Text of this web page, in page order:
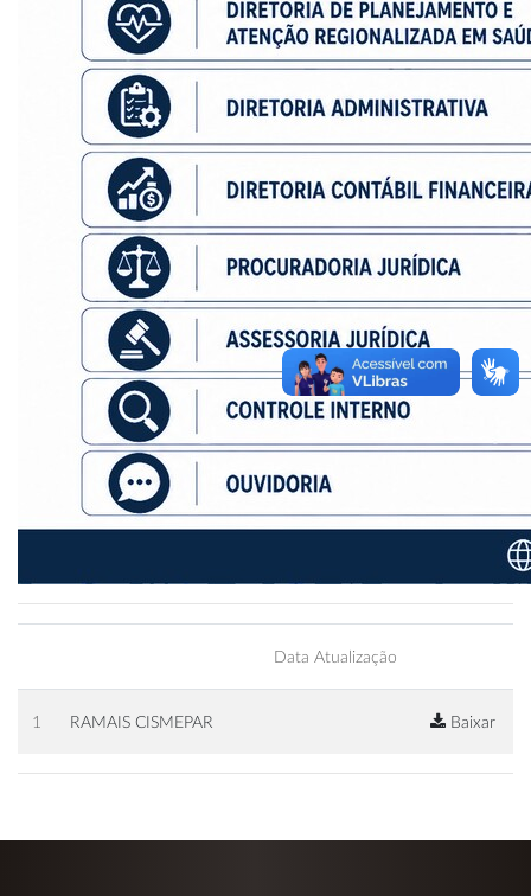
Data Atualização
1 RAMAIS CISMEPAR Baixar